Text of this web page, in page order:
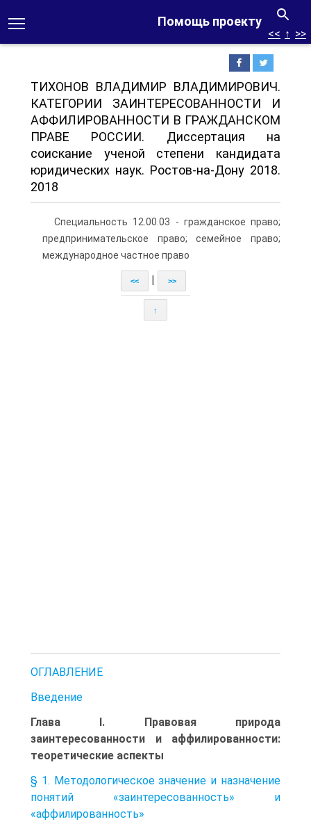
Помощь проекту
<< ↑ >>
ТИХОНОВ ВЛАДИМИР ВЛАДИМИРОВИЧ.
КАТЕГОРИИ ЗАИНТЕРЕСОВАННОСТИ И
АФФИЛИРОВАННОСТИ В ГРАЖДАНСКОМ
ПРАВЕ РОССИИ. Диссертация на
соискание ученой степени кандидата
юридических наук. Ростов-на-Дону 2018.
2018
Специальность 12.00.03 - гражданское право;
предпринимательское право; семейное право;
международное частное право
<< >>
↑
ОГЛАВЛЕНИЕ
Введение
Глава I. Правовая природа
заинтересованности и аффилированности:
теоретические аспекты
§ 1. Методологическое значение и назначение
понятий «заинтересованность» и
«аффилированность»